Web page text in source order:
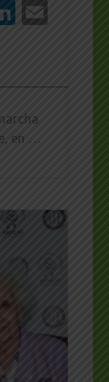
en …